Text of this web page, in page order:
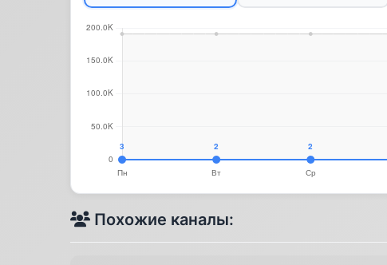
Похожие каналы: